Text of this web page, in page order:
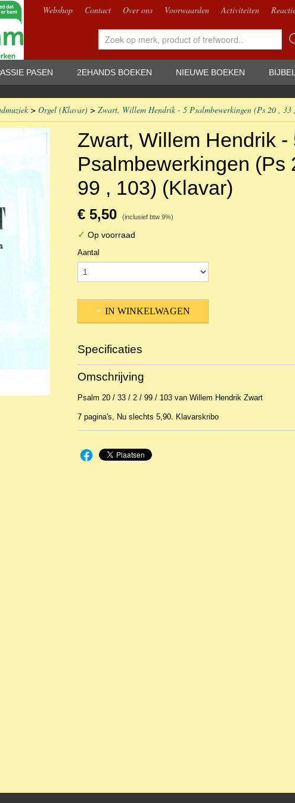
Webshop Contact Over ons Voorwaarden Activiteiten
PASEN 2EHANDS BOEKEN NIEUWE BOEKEN
> Orgel (Klavar) > Zwart, Willem Hendrik - 5 Psalmbewerkingen (Ps 20 ,
Zwart, Willem Hendrik -
Psalmbewerkingen (Ps
99 , 103) (Klavar)
€ 5,50 (inclusief btw 9%)
✓ Op voorraad
Aantal
IN WINKELWAGEN
Specificaties
Productcode
EAN code
Omschrijving
Psalm 20 / 33 / 2 / 99 / 103 van Willem Hendrik Zwart
7 pagina's, Nu slechts 5,90. Klavarskribo